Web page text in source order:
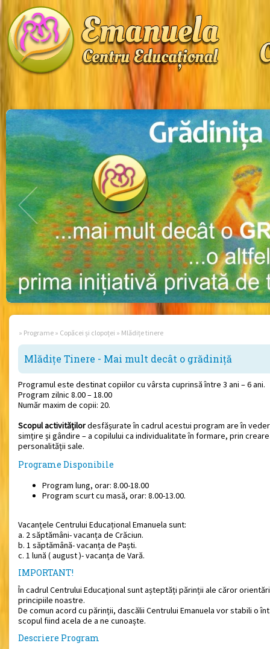
» Programe » Copăcei și clopoței » Mlădițe tinere
Mlădițe Tinere - Mai mult decât o grădiniță
Programul este destinat copiilor cu vârsta cuprinsă între 3 ani – 6 ani.
Program zilnic 8.00 – 18.00
Număr maxim de copii: 20.
Scopul activitățilordesfășurate în cadrul acestui program are în
simțire și gândire – a copilului ca individualitate în formare, prin
personalității sale.
Programe Disponibile
Program lung, orar: 8.00-18.00
Program scurt cu masă, orar: 8.00-13.00.
Vacanțele Centrului Educațional Emanuela sunt:
a. 2 săptămâni- vacanța de Crăciun.
b. 1 săptămână- vacanța de Paști.
c. 1 lună ( august )- vacanța de Vară.
IMPORTANT!
În cadrul Centrului Educațional sunt așteptăți părinții ale căror
principiile noastre.
De comun acord cu părinții, dascălii Centrului Emanuela vor stabili o
scopul fiind acela de a ne cunoaște.
Descriere Program